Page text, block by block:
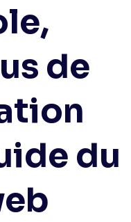
de
du